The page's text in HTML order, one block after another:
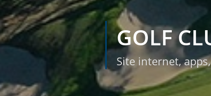
GOLF
Site internet,